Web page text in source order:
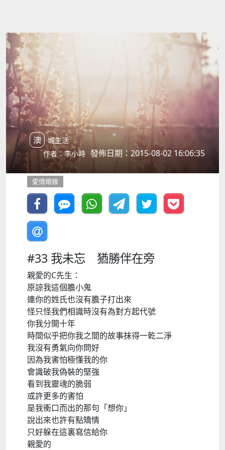
澳城生活
作者：李小時 發佈日期：2015-08-02 16:06:35
愛情婚嫁
#33 我未忘 猶勝伴在旁
親愛的C先生：
原諒我這個膽小鬼
連你的姓氏也沒有膽子打出來
怪只怪我們相識時沒有為對方起代號
你我分開十年
時間似乎把你我之間的故事抹得一乾二淨
我沒有勇氣向你問好
因為我害怕極懂我的你
會識破我偽裝的堅強
看到我靈魂的脆弱
或許更多的害怕
是我衝口而出的那句「想你」
說出來也許有點矯情
只好躲在這裏寫信給你
親愛的